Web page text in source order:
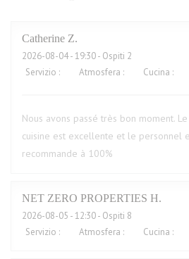
Catherine Z
2026-08-04- 19:30 - Ospiti 2
Servizio : Atmosfera : Cucina :
Nous avons passé très bon moment.
cuisine est excellente et le personnel
recommande à 100%
NET ZERO PROPERTIES H
2026-08-05 - 12:30 - Ospiti 8
Servizio : Atmosfera : Cucina :